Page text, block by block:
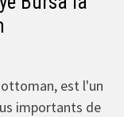
est l'un
importants de